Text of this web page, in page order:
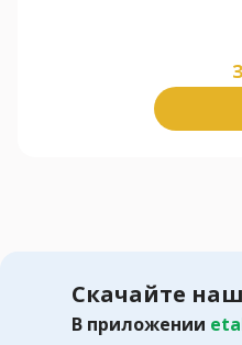
Скачайте
В приложении